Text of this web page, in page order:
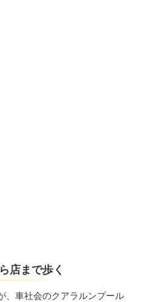
店まで歩く
車社会のクアラルンプール